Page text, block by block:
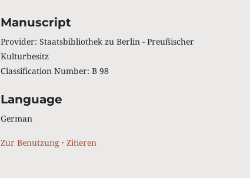
Manuscript
Provider: Staatsbibliothek zu Berlin - Preußischer
Kulturbesitz
Classification Number: B 98
Language
German
Zur Benutzung· Zitieren